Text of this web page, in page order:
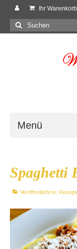
Ihr Warenkorb
Suchen
nach:
Menü
Shop
Neues
Rezepte
Kontaktieren
Spaghetti
Veröffentlicht in: